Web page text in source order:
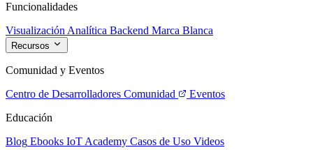
Funcionalidades
Visualización Analítica Backend Marca Blanca
Recursos
Comunidad y Eventos
Centro de Desarrolladores Comunidad
Eventos
Educación
Blog Ebooks IoT Academy Casos de Uso Videos